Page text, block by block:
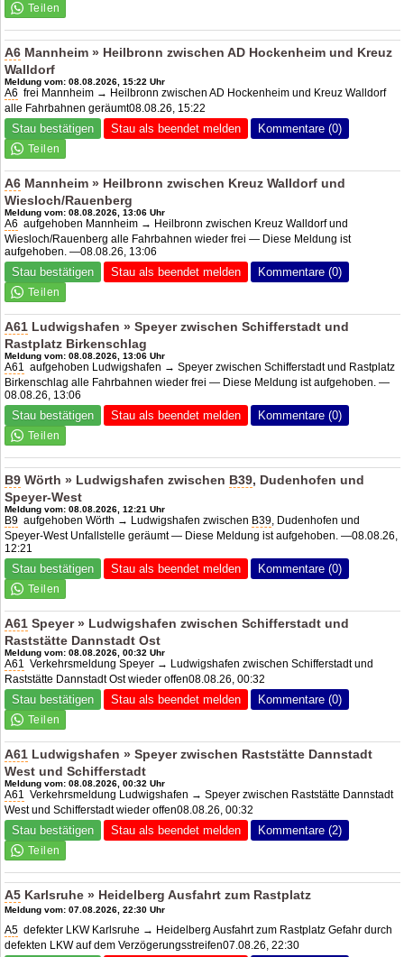
A6 Mannheim » Heilbronn zwischenAD Hockenheim und Kreuz
Walldorf
Meldung vom: 08.08.2026, 15:22 Uhr
A6 frei Mannheim → Heilbronn zwischenAD Hockenheim und Kreuz Walldorf
alle Fahrbahnen geräumt08.08.26, 15:22
Stau bestätigen Stau als beendet melden Kommentare (0)
A6 Mannheim » Heilbronn zwischen Kreuz Walldorf und
Wiesloch/Rauenberg
Meldung vom: 08.08.2026, 13:06 Uhr
A6 aufgehoben Mannheim → Heilbronn zwischen Kreuz Walldorf und
Wiesloch/Rauenberg alle Fahrbahnen wieder frei — Diese Meldung ist
aufgehoben. —08.08.26, 13:06
Stau bestätigen Stau als beendet melden Kommentare (0)
A61 Ludwigshafen » Speyer zwischen Schifferstadt und
Rastplatz Birkenschlag
Meldung vom: 08.08.2026, 13:06 Uhr
A61 aufgehoben Ludwigshafen → Speyer zwischen Schifferstadt und Rastplatz
Birkenschlag alle Fahrbahnen wieder frei — Diese Meldung ist aufgehoben. —
08.08.26, 13:06
Stau bestätigen Stau als beendet melden Kommentare (0)
B9 Wörth » Ludwigshafen zwischen B39, Dudenhofen und
Speyer-West
Meldung vom: 08.08.2026, 12:21 Uhr
B9 aufgehoben Wörth → Ludwigshafen zwischen B39, Dudenhofen und
Speyer-West Unfallstelle geräumt — Diese Meldung ist aufgehoben. —08.08.26,
12:21
Stau bestätigen Stau als beendet melden Kommentare (0)
A61 Speyer » Ludwigshafen zwischen Schifferstadt und
Raststätte Dannstadt Ost
Meldung vom: 08.08.2026, 00:32 Uhr
A61 Verkehrsmeldung Speyer → Ludwigshafen zwischen Schifferstadt und
Raststätte Dannstadt Ost wieder offen08.08.26, 00:32
Stau bestätigen Stau als beendet melden Kommentare (0)
A61 Ludwigshafen » Speyer zwischen Raststätte Dannstadt
West und Schifferstadt
Meldung vom: 08.08.2026, 00:32 Uhr
A61 Verkehrsmeldung Ludwigshafen → Speyer zwischen Raststätte Dannstadt
West und Schifferstadt wieder offen08.08.26, 00:32
Stau bestätigen Stau als beendet melden Kommentare (2)
A5 Karlsruhe » Heidelberg Ausfahrt zum Rastplatz
Meldung vom: 07.08.2026, 22:30 Uhr
A5 defekter LKW Karlsruhe → Heidelberg Ausfahrt zum Rastplatz Gefahr durch
defekten LKW auf dem Verzögerungsstreifen07.08.26, 22:30